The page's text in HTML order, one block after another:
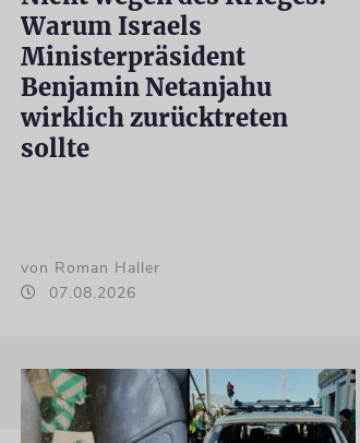
Warum Israels
Ministerpräsident
Benjamin Netanjahu
wirklich zurücktreten
sollte
von Roman Haller
07.08.2026